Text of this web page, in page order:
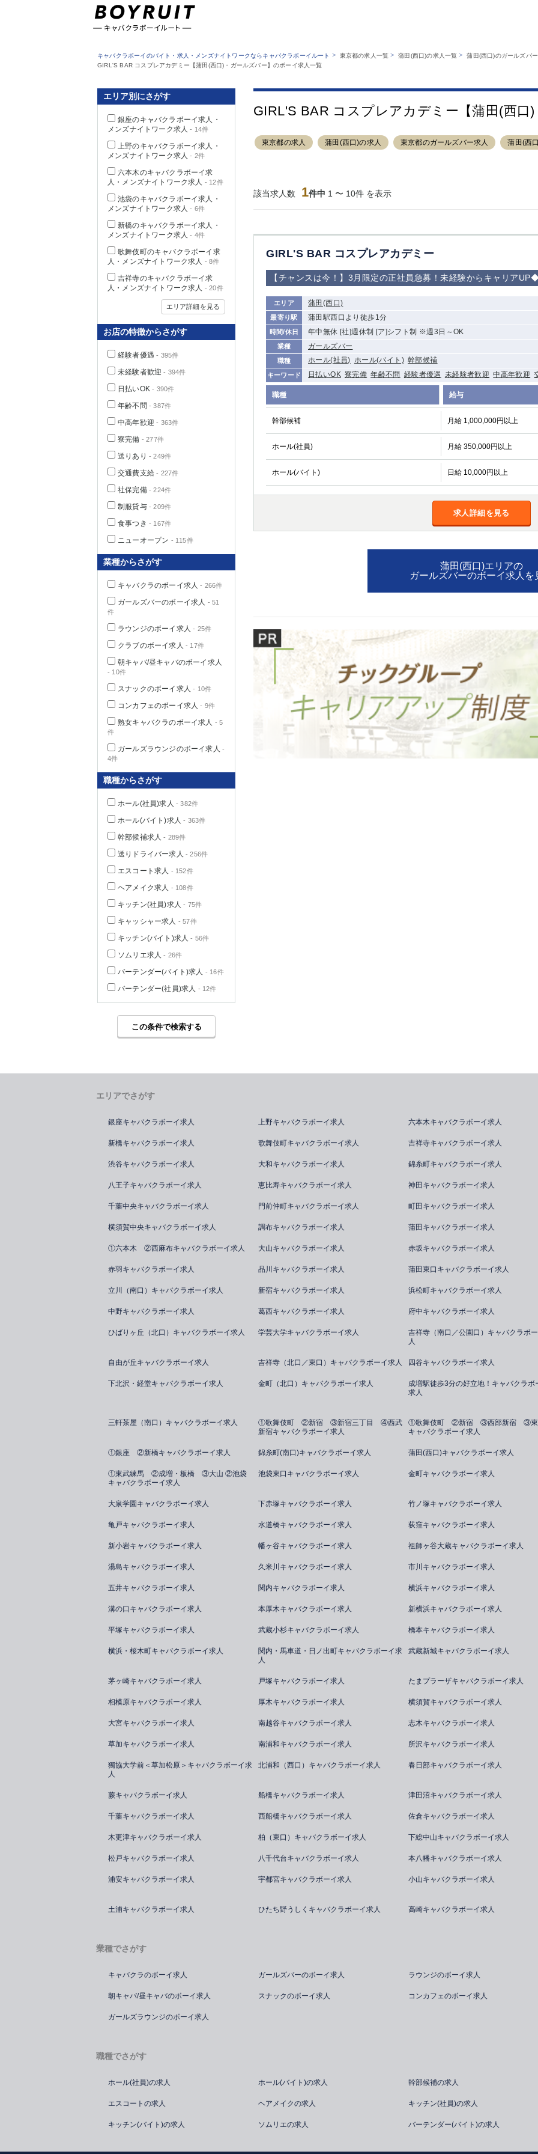
業種から探す
職種から探す
サイトマップ
キャバクラボーイのバイト・求人・メンズナイトワークならキャバクラボーイルート > 東京都の求人一覧 >蒲田(西口)の求人一覧 >蒲田(西口)のガールズバ
GIRL'S BAR コスプレアカデミー【蒲田(西口)・ガールズバー】のボーイ求人一覧
GIRL'S BAR コスプレアカデミー【蒲田(西口
東京都の求人 蒲田(西口)の求人 東京都のガールズバー求人 蒲田(西
該当求人数 1件中 1 〜 10件 を表示
GIRL'S BAR コスプレアカデミー
【チャンスは今！】3月限定の正社員急募！未経験からキャリア
エリア 蒲田(西口)
最寄り駅 蒲田駅西口より徒歩1分
時間/休日 年中無休 [社]週休制 [ア]シフト制 ※週3日～OK
業種 ガールズバー
職種 ホール(社員) ホール(バイト) 幹部候補
キーワード 日払いOK 寮完備 年齢不問 経験者優遇 未経験者歓迎 中高年歓迎
職種 給与
幹部候補 月給 1,000,000円以上
ホール(社員) 月給 350,000円以上
ホール(バイト) 日給 10,000円以上
求人詳細を見る
蒲田(西口)エリアの
ガールズバーのボーイ求人を
エリア別にさがす
銀座のキャバクラボーイ求人・
メンズナイトワーク求人 - 14件
上野のキャバクラボーイ求人・
メンズナイトワーク求人 - 2件
六本木のキャバクラボーイ求
人・メンズナイトワーク求人 - 12件
池袋のキャバクラボーイ求人・
メンズナイトワーク求人 - 6件
新橋のキャバクラボーイ求人・
メンズナイトワーク求人 - 4件
歌舞伎町のキャバクラボーイ求
人・メンズナイトワーク求人 - 8件
吉祥寺のキャバクラボーイ求
人・メンズナイトワーク求人 - 20件
エリア詳細を見る
お店の特徴からさがす
経験者優遇 - 395件
未経験者歓迎 - 394件
日払いOK - 390件
年齢不問 - 387件
中高年歓迎 - 363件
寮完備 - 277件
送りあり - 249件
交通費支給 - 227件
社保完備- 224件
制服貸与- 209件
食事つき - 167件
ニューオープン - 115件
業種からさがす
キャバクラのボーイ求人 - 266件
ガールズバーのボーイ求人 - 51
件
ラウンジのボーイ求人 - 25件
クラブのボーイ求人 - 17件
朝キャバ/昼キャバのボーイ求人
- 10件
スナックのボーイ求人 - 10件
コンカフェのボーイ求人 - 9件
熟女キャバクラのボーイ求人 - 5
件
ガールズラウンジのボーイ求人 -
4件
職種からさがす
ホール(社員)求人 - 382件
ホール(バイト)求人 - 363件
幹部候補求人 - 289件
送りドライバー求人 - 256件
エスコート求人 - 152件
ヘアメイク求人 - 108件
キッチン(社員)求人 - 75件
キャッシャー求人 - 57件
キッチン(バイト)求人 - 56件
ソムリエ求人 - 26件
バーテンダー(バイト)求人 - 16件
バーテンダー(社員)求人 - 12件
この条件で検索する
東京都 銀座 上野 六本木
池袋
歌舞伎町
横須賀中央
調布 蒲田 北千住
大山 赤坂 高円寺
赤羽
口）
成増駅徒歩3分
①JR埼京線
徒歩2分 ②東
京メトロ南北線
「赤羽岩淵駅」
から徒歩10分
三軒茶屋（南
①歌舞伎
新宿
①東武練馬 ②
成増・板橋 ③
大山 ②池袋
池袋東口
下赤塚
浅草 新小岩
小岩
湯島 久米川
市川
関内
溝の口
小田原
関内・馬車道・
日ノ出町
武蔵新城
茅ヶ崎 たまプラーザ
大船
千葉県
浦安
栃木県 宇都宮
東武宇都宮（宇
都宮西口）
土浦 ひたち野うしく
群馬県 高崎 館林
エリアでさがす
銀座キャバクラボーイ求人 上野キャバクラボーイ求人 六本木キャバクラボーイ求人
新橋キャバクラボーイ求人 歌舞伎町キャバクラボーイ求人 吉祥寺キャバクラボーイ求人
渋谷キャバクラボーイ求人 大和キャバクラボーイ求人 錦糸町キャバクラボーイ求人
八王子キャバクラボーイ求人 恵比寿キャバクラボーイ求人 神田キャバクラボーイ求人
千葉中央キャバクラボーイ求人 門前仲町キャバクラボーイ求人 町田キャバクラボーイ求人
横須賀中央キャバクラボーイ求人 調布キャバクラボーイ求人 蒲田キャバクラボーイ求人
①六本木 ②西麻布キャバクラボーイ求人 大山キャバクラボーイ求人 赤坂キャバクラボーイ求人
赤羽キャバクラボーイ求人 品川キャバクラボーイ求人 蒲田東口キャバクラボーイ求人
立川（南口）キャバクラボーイ求人 新宿キャバクラボーイ求人 浜松町キャバクラボーイ求人
中野キャバクラボーイ求人 葛西キャバクラボーイ求人 府中キャバクラボーイ求人
ひばりヶ丘（北口）キャバクラボーイ求人 学芸大学キャバクラボーイ求人
吉祥寺（南口／公園口）キャバクラボ
人
自由が丘キャバクラボーイ求人 吉祥寺（北口／東口）キャバクラボーイ求人 四谷キャバクラボーイ求人
下北沢・経堂キャバクラボーイ求人 金町（北口）キャバクラボーイ求人
成増駅徒歩3分の好立地！キャバクラボ
求人
三軒茶屋（南口）キャバクラボーイ求人
①歌舞伎町 ②新宿 ③新宿三丁目 ④西武
新宿キャバクラボーイ求人
①歌舞伎町 ②新宿 ③西部新宿 ③東
キャバクラボーイ求人
①銀座 ②新橋キャバクラボーイ求人 錦糸町(南口)キャバクラボーイ求人 蒲田(西口)キャバクラボーイ求人
①東武練馬 ②成増・板橋 ③大山 ②池袋
キャバクラボーイ求人
池袋東口キャバクラボーイ求人 金町キャバクラボーイ求人
大泉学園キャバクラボーイ求人 下赤塚キャバクラボーイ求人 竹ノ塚キャバクラボーイ求人
亀戸キャバクラボーイ求人 水道橋キャバクラボーイ求人 荻窪キャバクラボーイ求人
新小岩キャバクラボーイ求人 幡ヶ谷キャバクラボーイ求人 祖師ヶ谷大蔵キャバクラボーイ求人
湯島キャバクラボーイ求人 久米川キャバクラボーイ求人 市川キャバクラボーイ求人
五井キャバクラボーイ求人 関内キャバクラボーイ求人 横浜キャバクラボーイ求人
溝の口キャバクラボーイ求人 本厚木キャバクラボーイ求人 新横浜キャバクラボーイ求人
平塚キャバクラボーイ求人 武蔵小杉キャバクラボーイ求人 橋本キャバクラボーイ求人
横浜・桜木町キャバクラボーイ求人
関内・馬車道・日ノ出町キャバクラボーイ求
人
武蔵新城キャバクラボーイ求人
茅ヶ崎キャバクラボーイ求人 戸塚キャバクラボーイ求人 たまプラーザキャバクラボーイ求人
相模原キャバクラボーイ求人 厚木キャバクラボーイ求人 横須賀キャバクラボーイ求人
大宮キャバクラボーイ求人 南越谷キャバクラボーイ求人 志木キャバクラボーイ求人
草加キャバクラボーイ求人 南浦和キャバクラボーイ求人 所沢キャバクラボーイ求人
獨協大学前＜草加松原＞キャバクラボーイ求
人
北浦和（西口）キャバクラボーイ求人 春日部キャバクラボーイ求人
蕨キャバクラボーイ求人 船橋キャバクラボーイ求人 津田沼キャバクラボーイ求人
千葉キャバクラボーイ求人 西船橋キャバクラボーイ求人 佐倉キャバクラボーイ求人
木更津キャバクラボーイ求人 柏（東口）キャバクラボーイ求人 下総中山キャバクラボーイ求人
松戸キャバクラボーイ求人 八千代台キャバクラボーイ求人 本八幡キャバクラボーイ求人
浦安キャバクラボーイ求人 宇都宮キャバクラボーイ求人 小山キャバクラボーイ求人
土浦キャバクラボーイ求人 ひたち野うしくキャバクラボーイ求人 高崎キャバクラボーイ求人
業種でさがす
キャバクラのボーイ求人 ガールズバーのボーイ求人 ラウンジのボーイ求人
朝キャバ/昼キャバのボーイ求人 スナックのボーイ求人 コンカフェのボーイ求人
ガールズラウンジのボーイ求人
職種でさがす
ホール(社員)の求人 ホール(バイト)の求人 幹部候補の求人
エスコートの求人 ヘアメイクの求人 キッチン(社員)の求人
キッチン(バイト)の求人 ソムリエの求人 バーテンダー(バイト)の求人